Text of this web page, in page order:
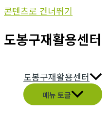
콘텐츠로 건너뛰기
도봉구재활용센터
도봉구재활용센터
메뉴 토글